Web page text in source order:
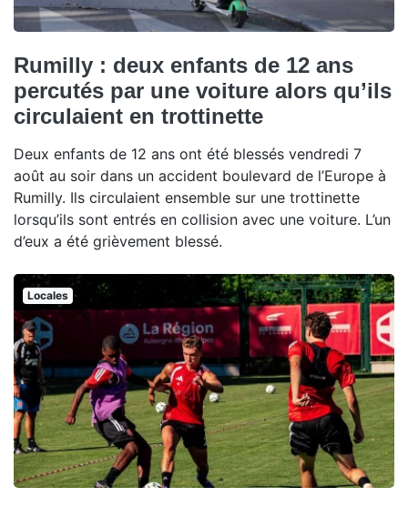
Rumilly : deux enfants de 12 ans
percutés par une voiture alors qu’ils
circulaient en trottinette
Deux enfants de 12 ans ont été blessés vendredi 7
août au soir dans un accident boulevard de l’Europe à
Rumilly. Ils circulaient ensemble sur une trottinette
lorsqu’ils sont entrés en collision avec une voiture. L’un
d’eux a été grièvement blessé.
Locales